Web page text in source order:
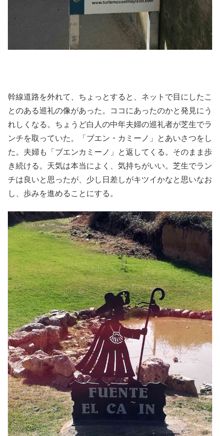
幹線道路を外れて、ちょっとすると、ネットで目にしたこ
とのある巡礼の像があった。ココにあったのかと発見にう
れしくなる。ちょうど白人の中年夫婦の巡礼者が芝生でラ
ンチを取っていた。「ブエン・カミーノ」とあいさつをし
た。夫婦も「ブエンカミーノ」と返してくる。そのまま歩
き続ける。天気は本当によく、気持ちがいい。芝生でラン
チは良いと思ったが、少し日差しがキツイかなと思いなお
し、歩みを進めることにする。